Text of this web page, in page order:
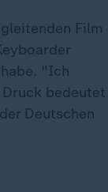
Film
"Ich
bedeutet
Deutschen